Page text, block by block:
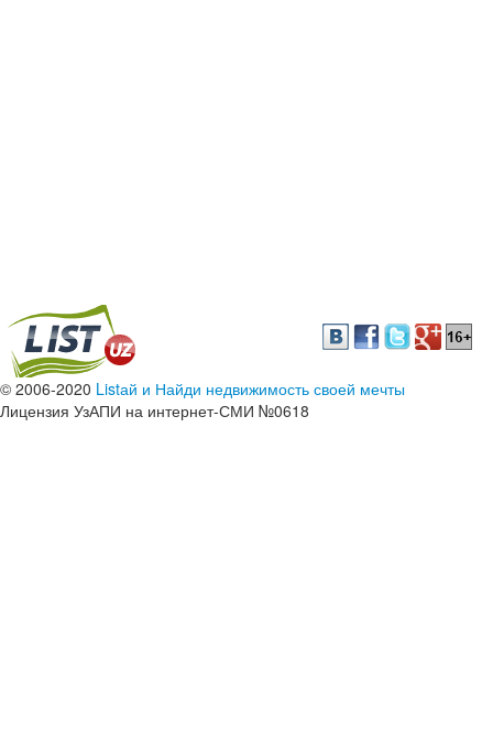
© 2006-2020 Listай и Найди недвижимость своей мечты
Лицензия УзАПИ на интернет-СМИ №0618